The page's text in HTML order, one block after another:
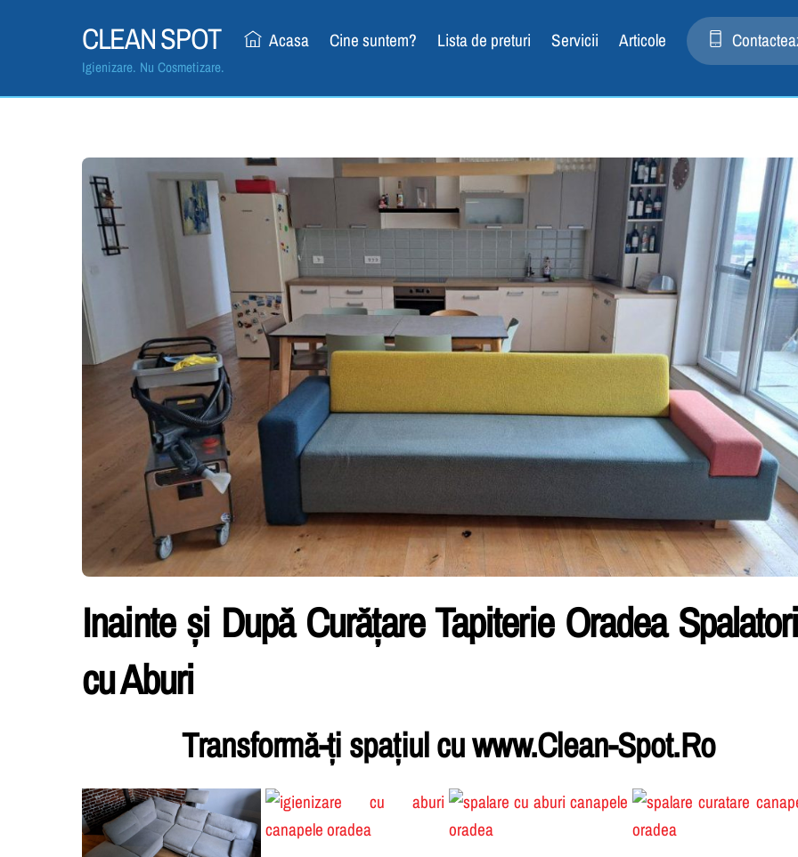
Curățare tapițerie la domiciliu în Oradea și Bihor. Deplasare Gratuita SUNA
CLEAN SPOT
Igienizare. Nu Cosmetizare.
Acasa Cine suntem? Lista de preturi Servicii Articole
Inainte și După Curățare Tapiterie Oradea
cu Aburi
Transformă-ți spațiul cu www.Clean-Spot.Ro